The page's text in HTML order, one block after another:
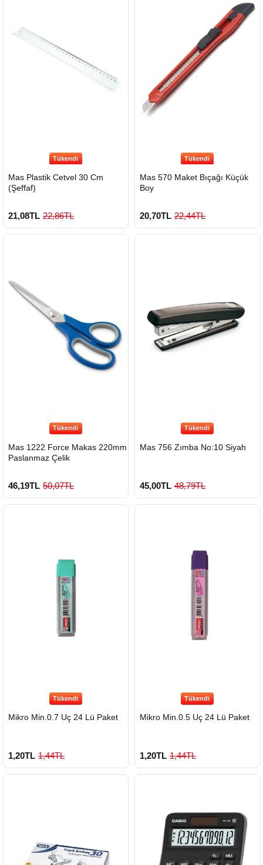
Tükendi
Mas Plastik Cetvel 30 Cm
(Şeffaf)
21,08TL 22,86TL
Tükendi
Mas 570 Maket Bıçağı Küçük
Boy
20,70TL 22,44TL
Tükendi
Mas 1222 Force Makas 220mm
Paslanmaz Çelik
46,19TL 50,07TL
Tükendi
Mas 756 Zımba No:10 Siyah
45,00TL 48,79TL
Tükendi
Mikro Min.0.7 Uç 24 Lü Paket
1,20TL 1,44TL
Tükendi
Mikro Min.0.5 Uç 24 Lü Paket
1,20TL 1,44TL